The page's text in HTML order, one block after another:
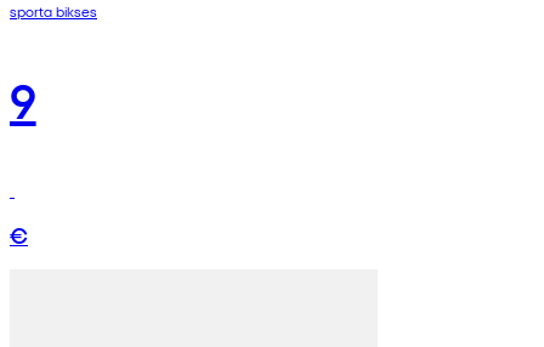
sporta bikses
9
€